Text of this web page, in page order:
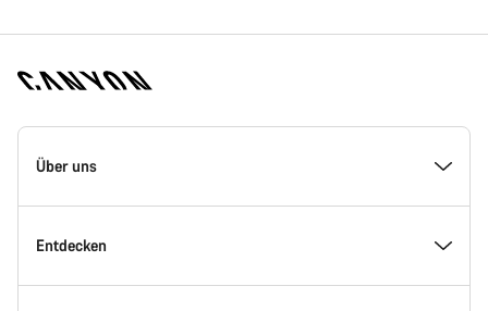
Canyon
Homepage
Über uns
Inside Canyon
Entdecken